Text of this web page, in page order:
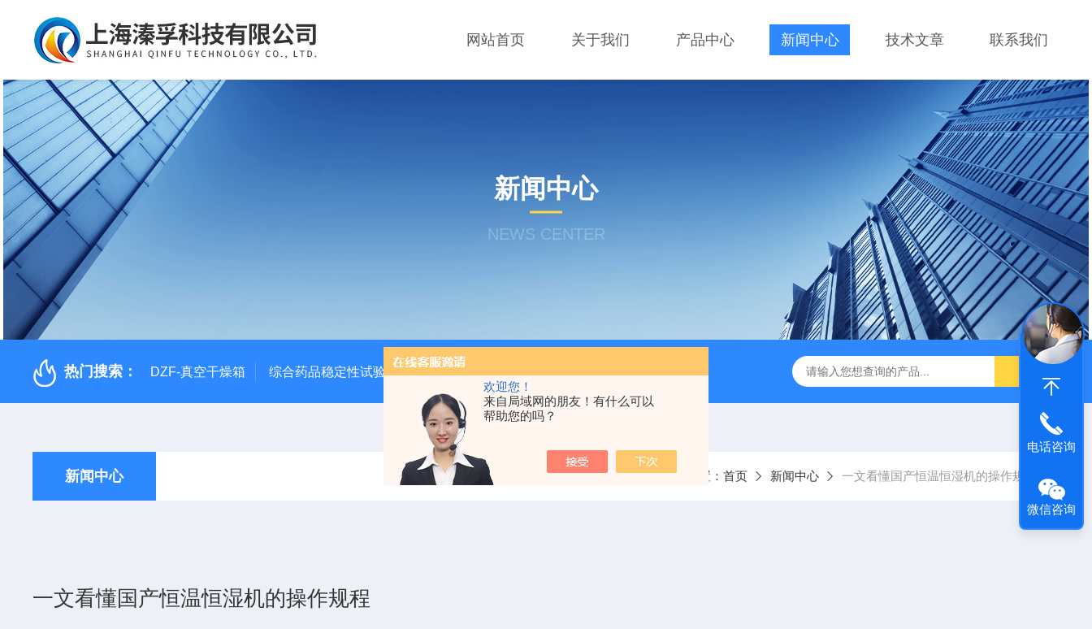
欢迎您！
来自局域网的朋友！有什么可以
帮助您的吗？
网站首页 关于我们 产品中心 新闻中心 技术文章 联系我们
新闻中心
NEWS CENTER
热门搜索： DZF-真空干燥箱 综合药品稳定性试验箱 QF-SD-3T药品稳定性试验箱三代 QF-***GD-T药品强光照射试验箱
新闻中心 当前位置： 首页 新闻中心 一文看懂国产恒温恒湿机的操作规程
一文看懂国产恒温恒湿机的操作规程
电话咨询
微信咨询